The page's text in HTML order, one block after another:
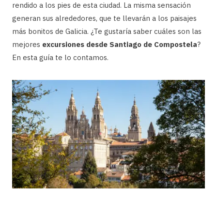
rendido a los pies de esta ciudad. La misma sensación
generan sus alrededores, que te llevarán a los paisajes
más bonitos de Galicia. ¿Te gustaría saber cuáles son las
mejores excursiones desde Santiago de Compostela?
En esta guía te lo contamos.